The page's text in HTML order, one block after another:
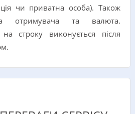
чи приватна особа). Також
отримувача та валюта.
на строку виконується після